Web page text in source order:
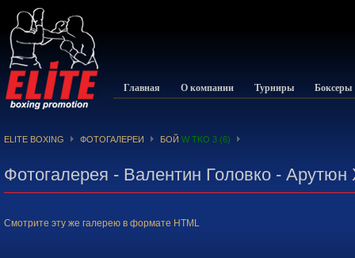
Главная О компании Турниры Боксеры
ELITE BOXING ФОТОГАЛЕРЕИ БОЙ W TKO 3 (6)
Фотогалерея - Валентин Головко - Арутюн
Смотрите эту же галерею в формате HTML